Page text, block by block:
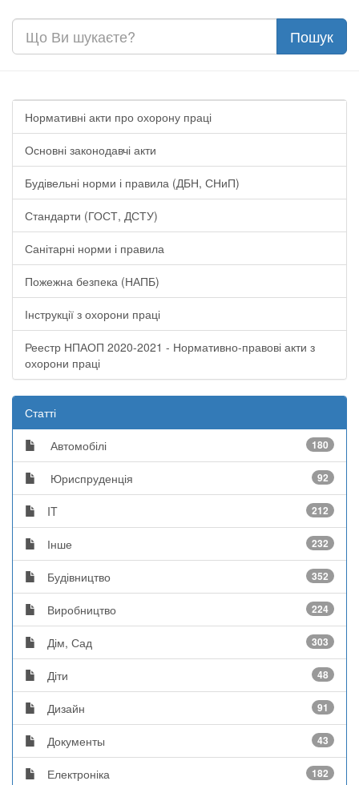
Нормативні акти про охорону праці
Основні законодавчі акти
Будівельні норми і правила (ДБН, СНиП)
Стандарти (ГОСТ, ДСТУ)
Санітарні норми і правила
Пожежна безпека (НАПБ)
Інструкції з охорони праці
Реестр НПАОП 2020-2021 - Нормативно-правові акти з
охорони праці
Статті
Автомобілі 180
Юриспруденція 92
IT 212
Інше 232
Будівництво 352
Виробництво 224
Дім, Сад 303
Діти 48
Дизайн 91
Документы 43
Електроніка 182